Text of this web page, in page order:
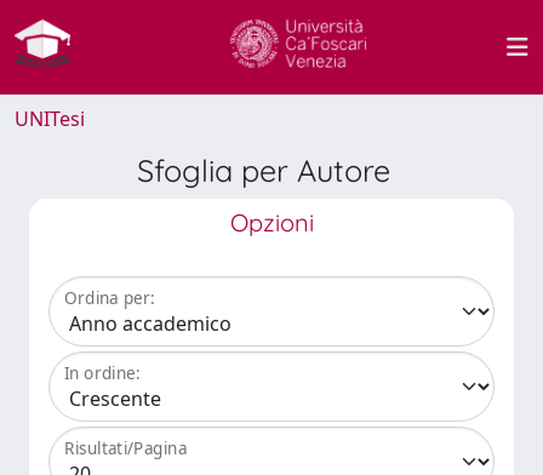
UNITesi
Sfoglia per Autore
Opzioni
Ordina per:
In ordine:
Risultati/Pagina